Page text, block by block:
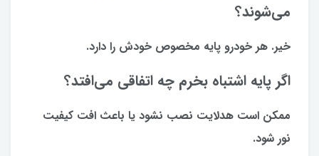
می‌شوند؟
خیر. هر خودرو پایه مخصوص خودش را دارد.
اگر پایه اشتباه بخرم چه اتفاقی می‌افتد؟
ممکن است هدلایت نصب نشود یا باعث افت کیفیت
نور شود.